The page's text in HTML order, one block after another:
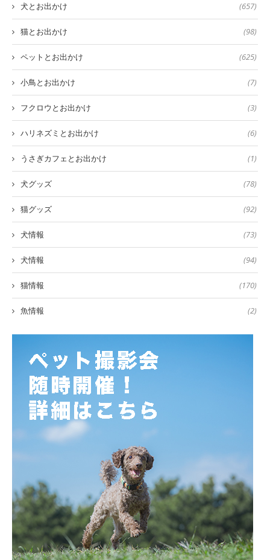
犬とお出かけ (657)
猫とお出かけ (98)
ペットとお出かけ (625)
小鳥とお出かけ (7)
フクロウとお出かけ (3)
ハリネズミとお出かけ (6)
うさぎカフェとお出かけ (1)
犬グッズ (78)
猫グッズ (92)
犬情報 (73)
犬情報 (94)
猫情報 (170)
魚情報 (2)